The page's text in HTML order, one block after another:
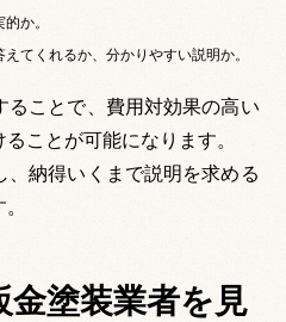
か。
てくれるか、分かりやすい説明か。
ることで、費用対効果の高い
ることが可能になります。
納得いくまで説明を求める
金塗装業者を見